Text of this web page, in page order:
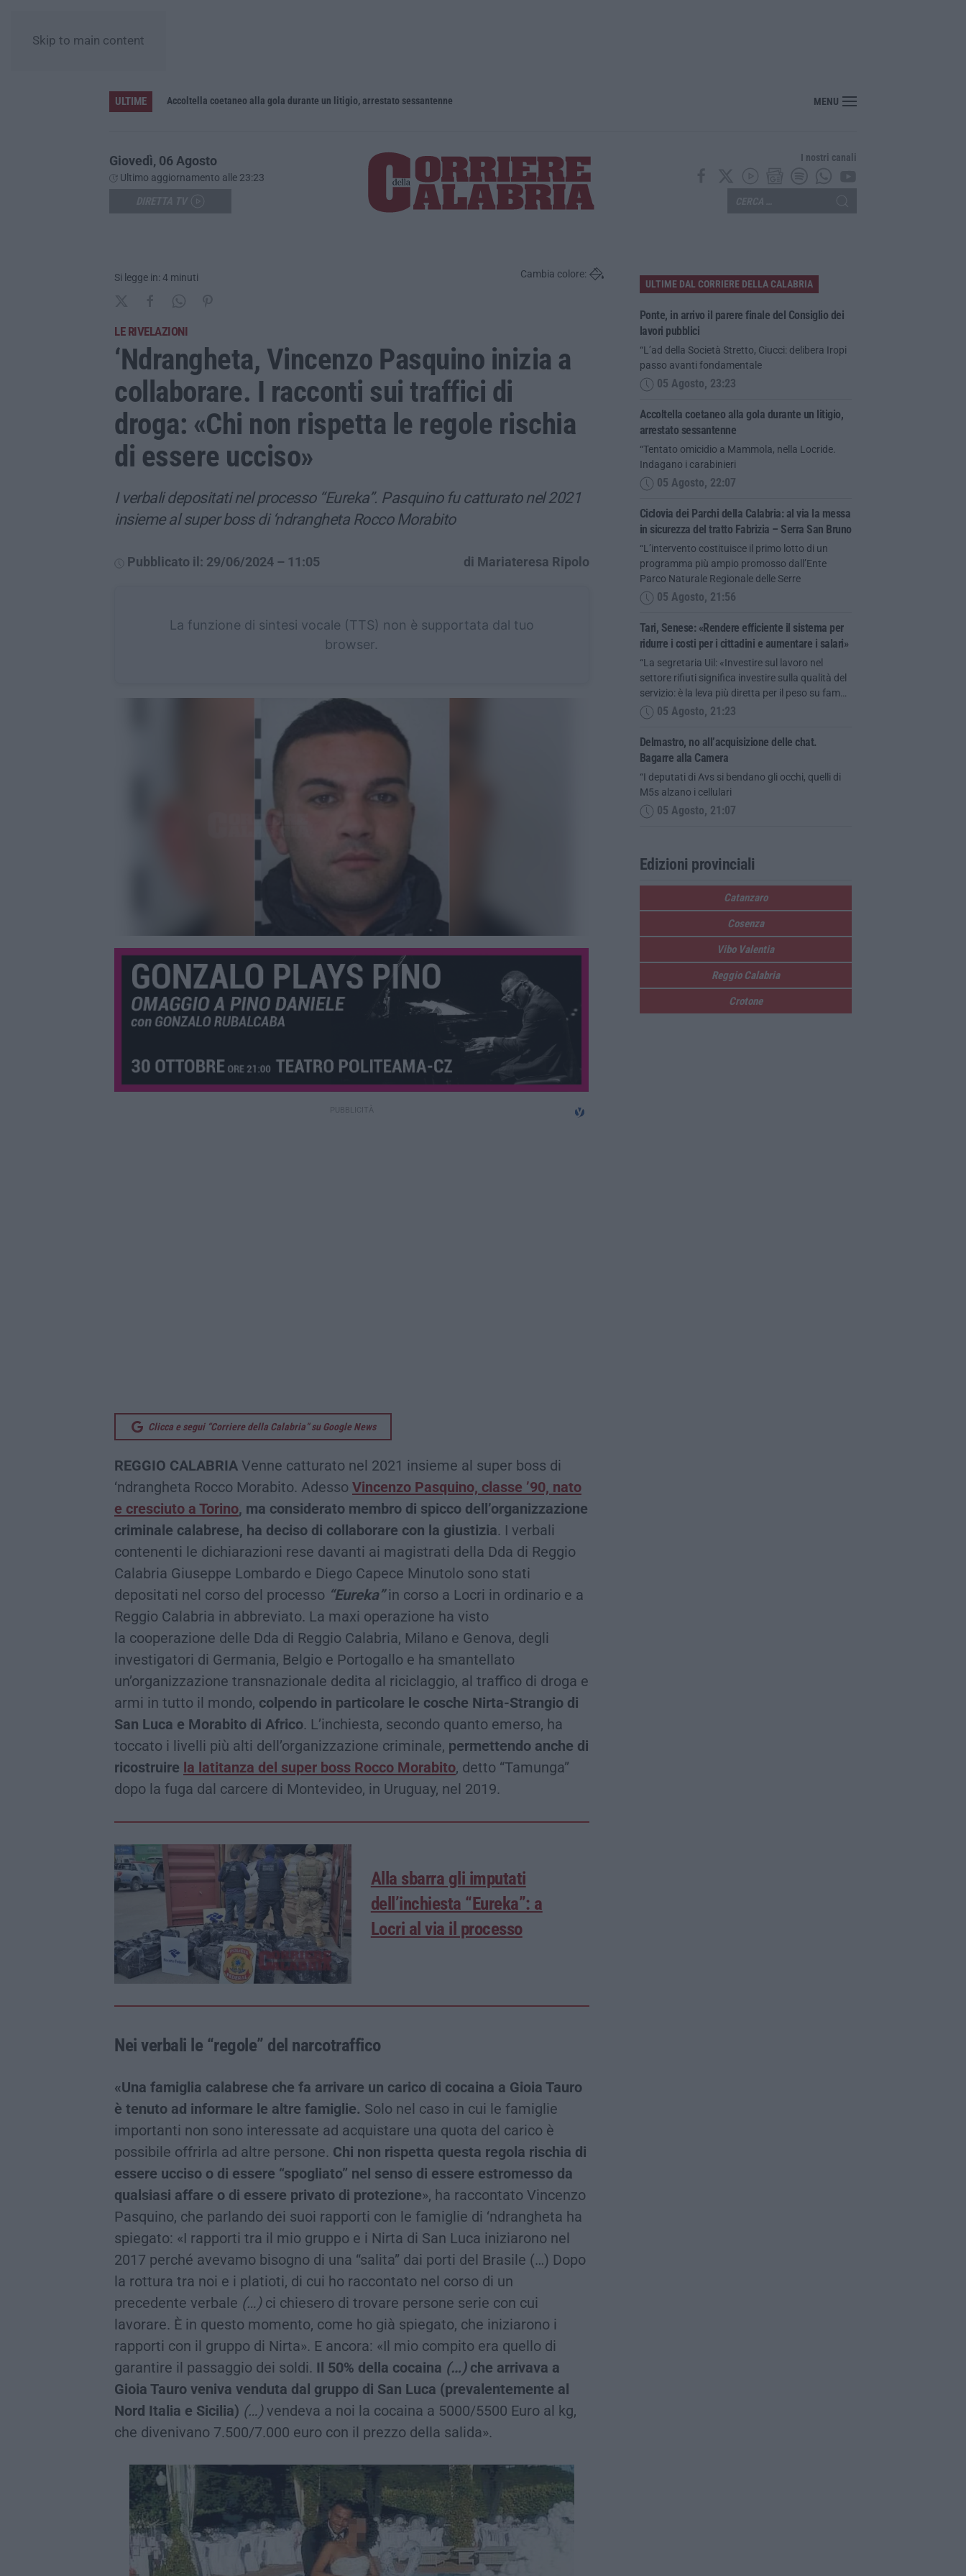
Skip to main content
ULTIME Accoltella coetaneo alla gola durante un litigio, arrestato sessantenne MENU
Giovedì, 06 Agosto
Ultimo aggiornamento alle 23:23
I nostri canali
Si legge in: 4 minuti Cambia colore:
LE RIVELAZIONI
‘Ndrangheta, Vincenzo Pasquino inizia a
collaborare. I racconti sui traffici di
droga: «Chi non rispetta le regole rischia
di essere ucciso»
I verbali depositati nel processo “Eureka”. Pasquino fu catturato nel 2021
insieme al super boss di ‘ndrangheta Rocco Morabito
Pubblicato il: 29/06/2024 – 11:05 di Mariateresa Ripolo
La funzione di sintesi vocale (TTS) non è supportata dal tuo
browser.
Clicca e segui “Corriere della Calabria” su Google News
REGGIO CALABRIA Venne catturato nel 2021 insieme al super boss di
‘ndrangheta Rocco Morabito. Adesso Vincenzo Pasquino, classe ’90, nato
e cresciuto a Torino, ma considerato membro di spicco dell’organizzazione
criminale calabrese, ha deciso di collaborare con la giustizia. I verbali
contenenti le dichiarazioni rese davanti ai magistrati della Dda di Reggio
Calabria Giuseppe Lombardo e Diego Capece Minutolo sono stati
depositati nel corso del processo “Eureka”in corso a Locri in ordinario e a
Reggio Calabria in abbreviato. La maxi operazione ha visto
la cooperazione delle Dda di Reggio Calabria, Milano e Genova, degli
investigatori di Germania, Belgio e Portogallo e ha smantellato
un’organizzazione transnazionale dedita al riciclaggio, al traffico di droga e
armi in tutto il mondo, colpendo in particolare le cosche Nirta-Strangio di
San Luca e Morabito di Africo. L’inchiesta, secondo quanto emerso, ha
toccato i livelli più alti dell’organizzazione criminale, permettendo anche di
ricostruire la latitanza del super boss Rocco Morabito, detto “Tamunga”
dopo la fuga dal carcere di Montevideo, in Uruguay, nel 2019.
Alla sbarra gli imputati
dell’inchiesta “Eureka”: a
Locri al via il processo
Nei verbali le “regole” del narcotraffico
«Una famiglia calabrese che fa arrivare un carico di cocaina a Gioia Tauro
è tenuto ad informare le altre famiglie. Solo nel caso in cui le famiglie
importanti non sono interessate ad acquistare una quota del carico è
possibile offrirla ad altre persone. Chi non rispetta questa regola rischia di
essere ucciso o di essere “spogliato” nel senso di essere estromesso da
qualsiasi affare o di essere privato di protezione», ha raccontato Vincenzo
Pasquino, che parlando dei suoi rapporti con le famiglie di ‘ndrangheta ha
spiegato: «I rapporti tra il mio gruppo e i Nirta di San Luca iniziarono nel
2017 perché avevamo bisogno di una “salita” dai porti del Brasile (…) Dopo
la rottura tra noi e i platioti, di cui ho raccontato nel corso di un
precedente verbale (…) ci chiesero di trovare persone serie con cui
lavorare. È in questo momento, come ho già spiegato, che iniziarono i
rapporti con il gruppo di Nirta». E ancora: «Il mio compito era quello di
garantire il passaggio dei soldi. Il 50% della cocaina (…) che arrivava a
Gioia Tauro veniva venduta dal gruppo di San Luca (prevalentemente al
Nord Italia e Sicilia) (…)vendeva a noi la cocaina a 5000/5500 Euro al kg,
che divenivano 7.500/7.000 euro con il prezzo della salida».
ULTIME DAL CORRIERE DELLA CALABRIA
Ponte, in arrivo il parere finale del Consiglio dei
lavori pubblici
“L’ad della Società Stretto, Ciucci: delibera Iropi
passo avanti fondamentale
05 Agosto, 23:23
Accoltella coetaneo alla gola durante un litigio,
arrestato sessantenne
“Tentato omicidio a Mammola, nella Locride.
Indagano i carabinieri
05 Agosto, 22:07
Ciclovia dei Parchi della Calabria: al via la messa
in sicurezza del tratto Fabrizia – Serra San Bruno
“L’intervento costituisce il primo lotto di un
programma più ampio promosso dall’Ente
Parco Naturale Regionale delle Serre
05 Agosto, 21:56
Tari, Senese: «Rendere efficiente il sistema per
ridurre i costi per i cittadini e aumentare i salari»
“La segretaria Uil: «Investire sul lavoro nel
settore rifiuti significa investire sulla qualità del
servizio: è la leva più diretta per il peso su fam…
05 Agosto, 21:23
Delmastro, no all’acquisizione delle chat.
Bagarre alla Camera
“I deputati di Avs si bendano gli occhi, quelli di
M5s alzano i cellulari
05 Agosto, 21:07
Edizioni provinciali
Catanzaro
Cosenza
Vibo Valentia
Reggio Calabria
Crotone